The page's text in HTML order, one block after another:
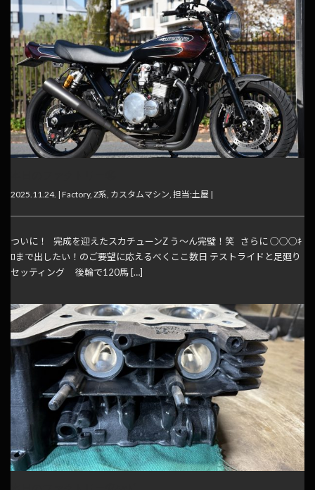
2025.11.24. | Factory, Z系, カスタムマシン, 担当:土屋 |
ついに！ 完成を迎えたスカチューンZ う～ん完璧！笑 さらに ○○○ｷ
ﾛまで出したい！のご要望に応えるべくここ数日 テストライドと足廻り
セッティング 後輪で120馬 […]